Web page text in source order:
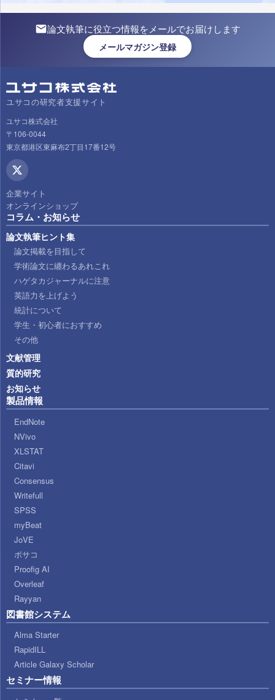
論文執筆に役立つ情報をメールでお届けします
メールマガジン登録
ユサコの研究者支援サイト
ユサコ株式会社
〒106-0044
東京都港区東麻布2丁目17番12号
企業サイト
オンラインショップ
コラム・お知らせ
論文執筆ヒント集
論文掲載を目指して
学術論文に纏わるあれこれ
ハゲタカジャーナルに注意
英語力を上げよう
統計について
学生・初心者におすすめ
その他
文献管理
質的研究
お知らせ
製品情報
EndNote
NVivo
XLSTAT
Citavi
Consensus
Writefull
SPSS
myBeat
JoVE
ポサコ
Proofig AI
Overleaf
Rayyan
図書館システム
Alma Starter
RapidILL
Article Galaxy Scholar
セミナー情報